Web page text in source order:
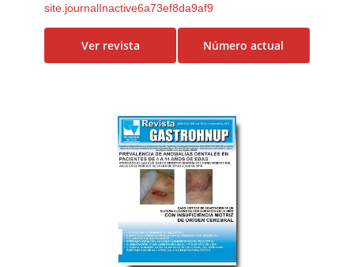
site.journalInactive6a73ef8da9af9
Ver revista Número actual